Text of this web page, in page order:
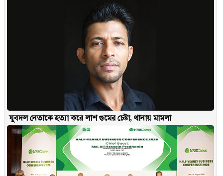
যুবদল নেতাকে হত্যা করে লাশ গুমের চেষ্টা, থানায় মামলা